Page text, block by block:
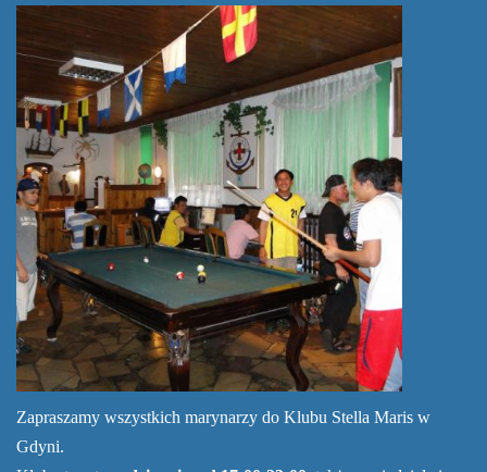
Zapraszamy wszystkich marynarzy do Klubu Stella Maris w
Gdyni.